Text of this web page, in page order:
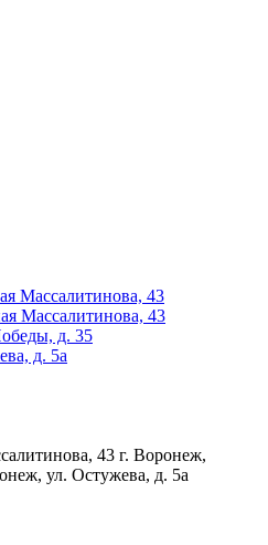
Массалитинова, 43
Массалитинова, 43
д. 35
д. 5а
43 г. Воронеж,
ул. Остужева, д. 5а